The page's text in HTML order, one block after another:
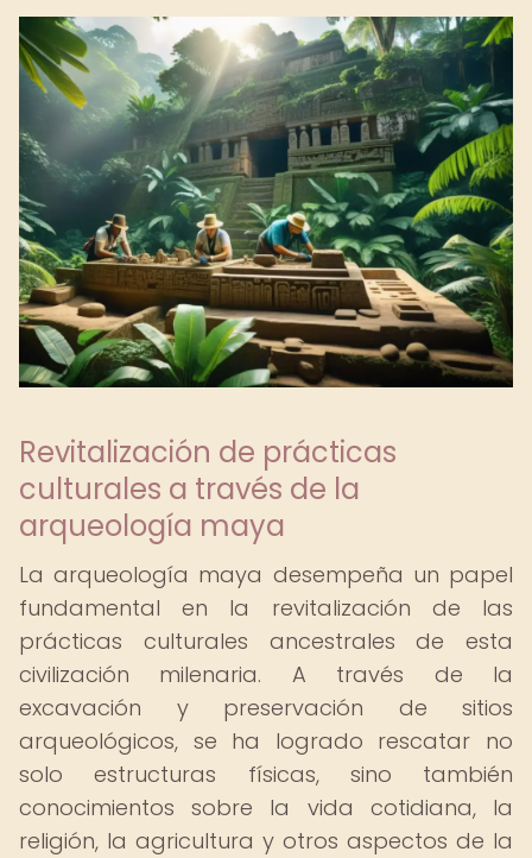
Revitalización de prácticas
culturales a través de la
arqueología maya
La arqueología maya desempeña un papel
fundamental en la revitalización de las
prácticas culturales ancestrales de esta
civilización milenaria. A través de la
excavación y preservación de sitios
arqueológicos, se ha logrado rescatar no
solo estructuras físicas, sino también
conocimientos sobre la vida cotidiana, la
religión, la agricultura y otros aspectos de la